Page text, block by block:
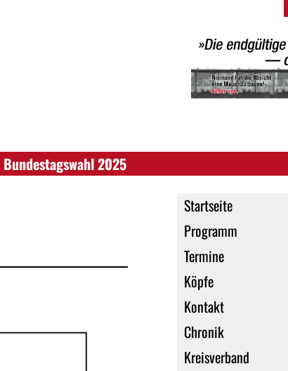
Bundestagswahl 2025
Startseite
Programm
Termine
Köpfe
Kontakt
Chronik
Kreisverband